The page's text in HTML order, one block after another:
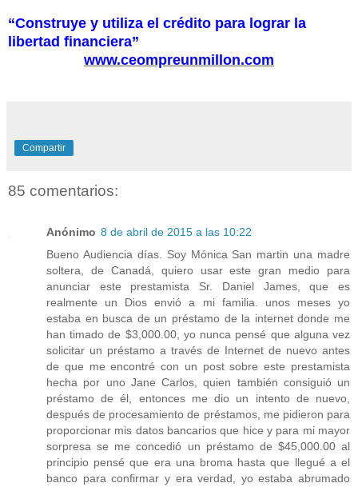
“Construye y utiliza el crédito para lograr la
libertad financiera”
www.ceompreunmillon.com
Compartir
85 comentarios:
Anónimo 8 de abril de 2015 a las 10:22
Bueno Audiencia días. Soy Mónica San martin una madre
soltera, de Canadá, quiero usar este gran medio para
anunciar este prestamista Sr. Daniel James, que es
realmente un Dios envió a mi familia. unos meses yo
estaba en busca de un préstamo de la internet donde me
han timado de $3,000.00, yo nunca pensé que alguna vez
solicitar un préstamo a través de Internet de nuevo antes
de que me encontré con un post sobre este prestamista
hecha por uno Jane Carlos, quien también consiguió un
préstamo de él, entonces me dio un intento de nuevo,
después de procesamiento de préstamos, me pidieron para
proporcionar mis datos bancarios que hice y para mi mayor
sorpresa se me concedió un préstamo de $45,000.00 al
principio pensé que era una broma hasta que llegué a el
banco para confirmar y era verdad, yo estaba abrumado